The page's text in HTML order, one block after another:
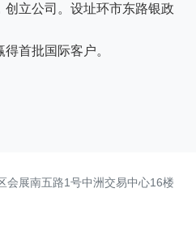
创立公司。设址环市东路银政
首批国际客户。
会展南五路1号中洲交易中心16楼